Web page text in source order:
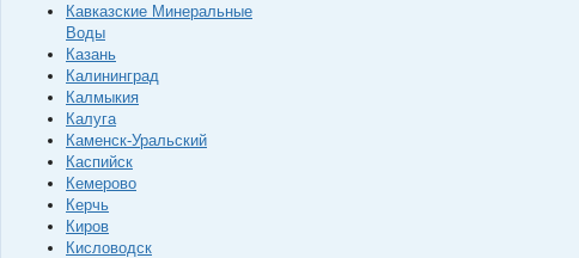
Кавказские Минеральные
Воды
Казань
Калининград
Калмыкия
Калуга
Каменск-Уральский
Каспийск
Кемерово
Керчь
Киров
Кисловодск